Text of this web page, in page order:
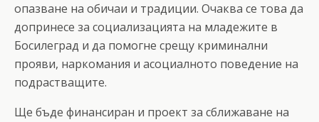
опазване на обичаи и традиции. Очаква се това да
допринесе за социализацията на младежите в
Босилеград и да помогне срещу криминални
прояви, наркомания и асоциалното поведение на
подрастващите.
Ще бъде финансиран и проект за сближаване на